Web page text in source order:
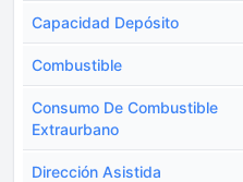
Capacidad Depósito
Combustible
Consumo De Combustible
Extraurbano
Dirección Asistida